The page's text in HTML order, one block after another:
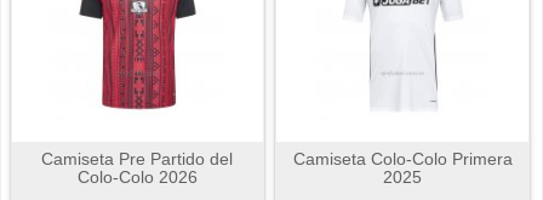
Camiseta Pre Partido del
Colo-Colo 2026
Camiseta Colo-Colo Primera
2025